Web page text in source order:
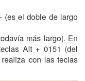
(es el doble de largo
más largo). En
Alt + 0151 (del
con las teclas